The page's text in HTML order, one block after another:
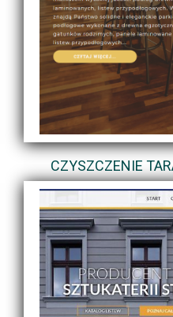
CZYSZCZENIE